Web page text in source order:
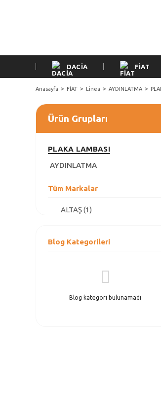
DACİA FİAT
Anasayfa FİAT Linea AYDINLATMA
Ürün Grupları
PLAKA LAMBASI
AYDINLATMA
Tüm Markalar
ALTAŞ (1)
Blog Kategorileri
Blog kategori bulunamadı